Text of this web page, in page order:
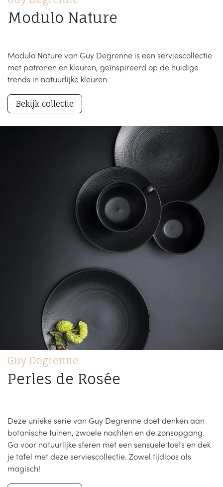
Modulo Nature
Modulo Nature van Guy Degrenne is een serviescollectie
met patronen en kleuren, geïnspireerd op de huidige
trends in natuurlijke kleuren.
Bekijk collectie
Guy Degrenne
Perles de Rosée
Deze unieke serie van Guy Degrenne doet denken aan
botanische tuinen, zwoele nachten en de zonsopgang.
Ga voor natuurlijke sferen met een sensuele toets en dek
je tafel met deze serviescollectie. Zowel tijdloos als
magisch!